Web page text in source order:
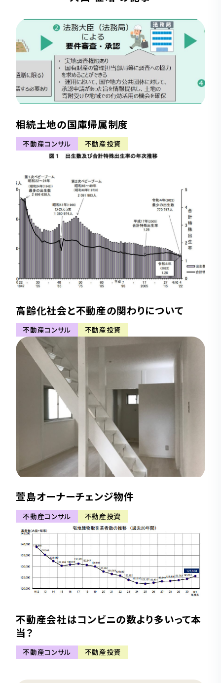
相続土地の国庫帰属制度
不動産コンサル 不動産投資
高齢化社会と不動産の関わりについて
不動産コンサル 不動産投資
萱島オーナーチェンジ物件
不動産コンサル 不動産投資
不動産会社はコンビニの数より多いって本
当？
不動産コンサル 不動産投資